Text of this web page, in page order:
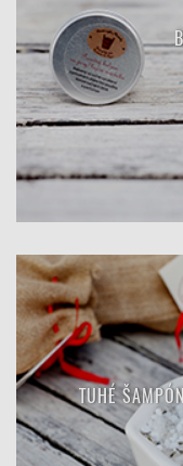
TUHÉ